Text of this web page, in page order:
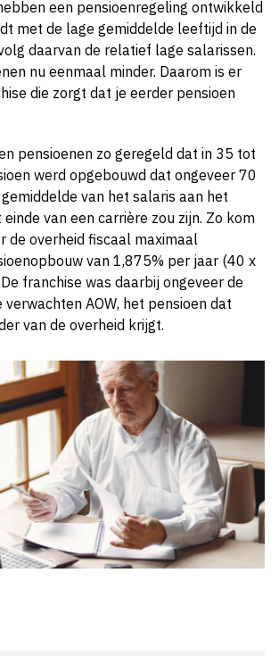
een pensioenregeling ontwikkeld
met de lage gemiddelde leeftijd in de
daarvan de relatief lage salarissen.
nu eenmaal minder. Daarom is er
die zorgt dat je eerder pensioen
pensioenen zo geregeld dat in 35 tot
werd opgebouwd dat ongeveer 70
van het salaris aan het
einde van een carrière zou zijn. Zo kom
de overheid fiscaal maximaal
van 1,875% per jaar (40 x
franchise was daarbij ongeveer de
verwachten AOW, het pensioen dat
van de overheid krijgt.